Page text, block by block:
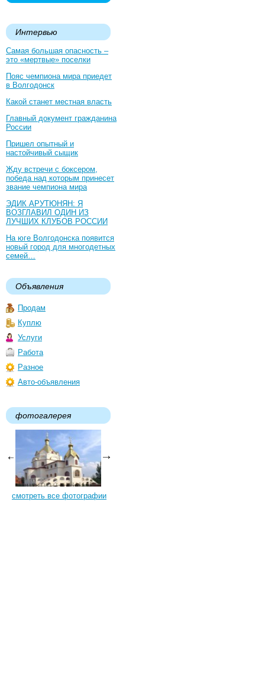
Интервью
Самая большая опасность –
это «мертвые» поселки
Пояс чемпиона мира приедет
в Волгодонск
Какой станет местная власть
Главный документ гражданина
России
Пришел опытный и
настойчивый сыщик
Жду встречи с боксером,
победа над которым принесет
звание чемпиона мира
ЭДИК АРУТЮНЯН: Я
ВОЗГЛАВИЛ ОДИН ИЗ
ЛУЧШИХ КЛУБОВ РОССИИ
На юге Волгодонска появится
новый город для многодетных
семей…
Объявления
Продам
Куплю
Услуги
Работа
Разное
Авто-объявления
фотогалерея
смотреть все фотографии